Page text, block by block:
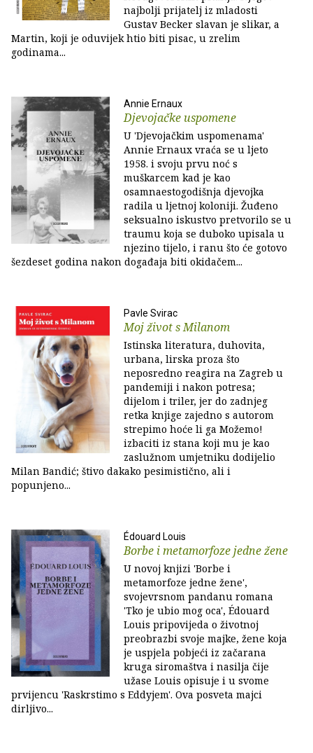
najbolji prijatelj iz mladosti
Gustav Becker slavan je slikar, a
Martin, koji je oduvijek htio biti pisac, u zrelim
godinama...
Annie Ernaux
Djevojačke uspomene
U 'Djevojačkim uspomenama'
Annie Ernaux vraća se u ljeto
1958. i svoju prvu noć s
muškarcem kad je kao
osamnaestogodišnja djevojka
radila u ljetnoj koloniji. Žuđeno
seksualno iskustvo pretvorilo se u
traumu koja se duboko upisala u
njezino tijelo, i ranu što će gotovo
šezdeset godina nakon događaja biti okidačem...
Pavle Svirac
Moj život s Milanom
Istinska literatura, duhovita,
urbana, lirska proza što
neposredno reagira na Zagreb u
pandemiji i nakon potresa;
dijelom i triler, jer do zadnjeg
retka knjige zajedno s autorom
strepimo hoće li ga Možemo!
izbaciti iz stana koji mu je kao
zaslužnom umjetniku dodijelio
Milan Bandić; štivo dakako pesimistično, ali i
popunjeno...
Édouard Louis
Borbe i metamorfoze jedne žene
U novoj knjizi 'Borbe i
metamorfoze jedne žene',
svojevrsnom pandanu romana
'Tko je ubio mog oca', Édouard
Louis pripovijeda o životnoj
preobrazbi svoje majke, žene koja
je uspjela pobjeći iz začarana
kruga siromaštva i nasilja čije
užase Louis opisuje i u svome
prvijencu 'Raskrstimo s Eddyjem'. Ova posveta majci
dirljivo...